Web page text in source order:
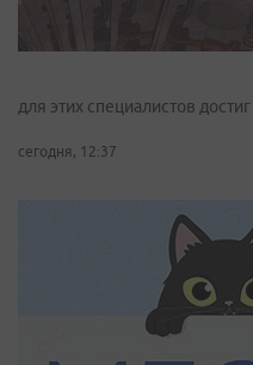
для этих специалистов
сегодня, 12:37